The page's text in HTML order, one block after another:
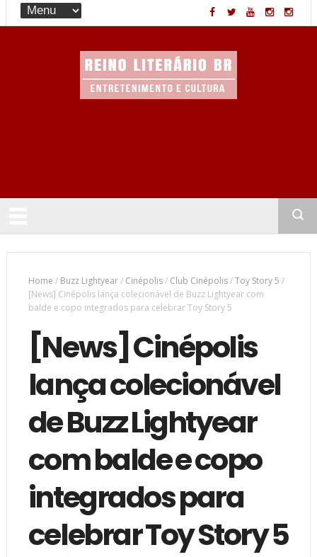
Home / Buzz Lightyear/ Cinépolis/ Club Cinépolis/Toy Story 5 /
[News] Cinépolis lança colecionável de Buzz Lightyear com
balde e copo integrados para celebrar Toy Story 5
[News] Cinépolis
lança colecionável
de Buzz Lightyear
com balde e copo
integrados para
celebrar Toy Story 5